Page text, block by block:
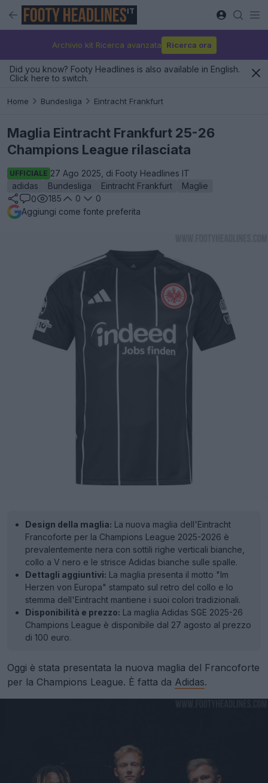
IT
Archivio kit Ricerca avanzata Ricerca ora
Did you know? Footy Headlines is also available in English.
Click here to switch.
Home Bundesliga Eintracht Frankfurt
Maglia Eintracht Frankfurt 25-26
Champions League rilasciata
UFFICIALE 27 Ago 2025, di Footy Headlines IT
adidas
Bundesliga Eintracht Frankfurt
Maglie
0
185 0
0
Aggiungi come fonte preferita
Design della maglia: La nuova maglia dell'Eintracht
Francoforte per la Champions League 2025-2026 è
prevalentemente nera con sottili righe verticali bianche,
collo a V nero e le strisce Adidas bianche sulle spalle.
Dettagli aggiuntivi: La maglia presenta il motto "Im
Herzen von Europa" stampato sul retro del collo e lo
stemma dell'Eintracht mantiene i suoi colori tradizionali.
Disponibilità e prezzo: La maglia Adidas SGE 2025-26
Champions League è disponibile dal 27 agosto al prezzo
di 100 euro.
Oggi è stata presentata la nuova maglia del Francoforte
per la Champions League. È fatta da Adidas.